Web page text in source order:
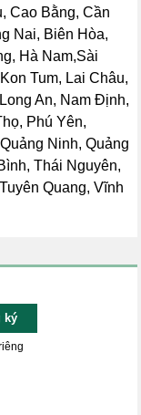
Cao Bằng, Cần
Nai, Biên Hòa,
Hà Nam,Sài
Tum, Lai Châu,
An, Nam Định,
Phú Yên,
Ninh, Quảng
Thái Nguyên,
Quang, Vĩnh
ký